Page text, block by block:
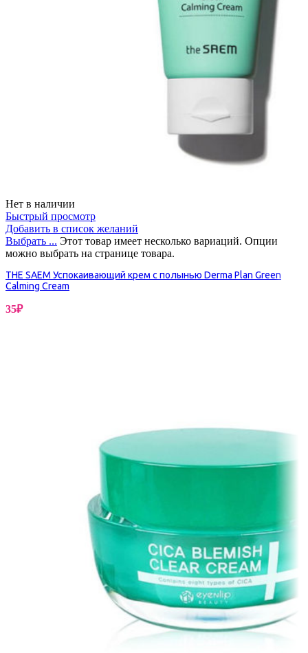
Нет в наличии
Быстрый просмотр
Добавить в список желаний
Выбрать ... Этот товар имеет несколько вариаций. Опции
можно выбрать на странице товара.
THE SAEM Успокаивающий крем с полынью Derma Plan Green
Calming Cream
35₽